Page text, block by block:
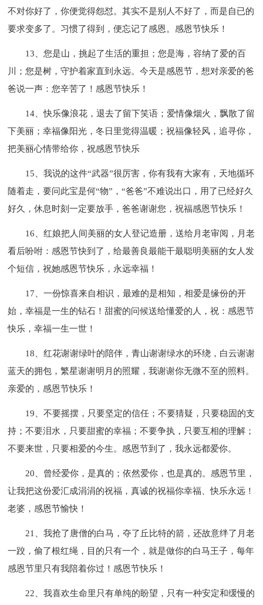
不对你好了，你便觉得怨怼。其实不是别人不好了，而是自已的
要求变多了。习惯了得到，便忘记了感恩。感恩节快乐！
13、您是山，挑起了生活的重担；您是海，容纳了爱的百
川；您是树，守护着家直到永远。今天是感恩节，想对亲爱的爸
爸说一声：您辛苦了！感恩节快乐！
14、快乐像浪花，退去了留下笑语；爱情像烟火，飘散了留
下美丽；幸福像阳光，冬日里觉得温暖；祝福像轻风，追寻你，
把美丽心情带给你，祝感恩节快乐
15、我说的这件“武器”很厉害，你有我有大家有，天地循环
随着走，要问此宝是何“物”，“爸爸”不难说出口，用了已经好久
好久，休息时刻一定要放手，爸爸谢谢您，祝福感恩节快乐！
16、红娘把人间美丽的女人登记造册，送给月老审阅，月老
看后吩咐：感恩节快到了，给最善良最能干最聪明美丽的女人发
个短信，祝她感恩节快乐，永远幸福！
17、一份惊喜来自相识，最难的是相知，相爱是缘份的开
始，幸福是一生的钻石！甜蜜的问候送给懂爱的人，祝：感恩节
快乐，幸福一生一世！
18、红花谢谢绿叶的陪伴，青山谢谢绿水的环绕，白云谢谢
蓝天的拥包，繁星谢谢明月的照耀，我谢谢你无微不至的照料。
亲爱的，感恩节快乐！
19、不要摇摆，只要坚定的信任；不要猜疑，只要稳固的支
持；不要泪水，只要甜蜜的幸福；不要争执，只要互相的理解；
不要来世，只要相爱的今生。感恩节到了，我永远都爱你。
20、曾经爱你，是真的；依然爱你，也是真的。感恩节里，
让我把这份爱汇成涓涓的祝福，真诚的祝福你幸福、快乐永远！
老婆，感恩节愉快！
21、我抢了唐僧的白马，夺了丘比特的箭，还故意绊了月老
一跤，偷了根红绳，目的只有一个，就是做你的白马王子，每年
感恩节里只有我陪着你过！感恩节快乐！
22、我喜欢生命里只有单纯的盼望，只有一种安定和缓慢的